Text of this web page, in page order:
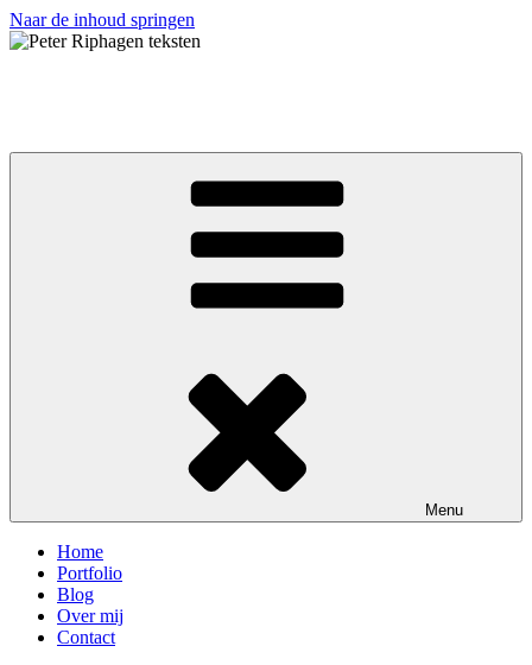
Naar de inhoud springen
Menu
Home
Portfolio
Blog
Over mij
Contact